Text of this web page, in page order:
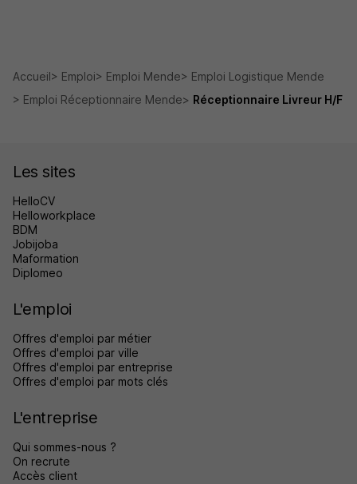
Accueil Emploi Emploi Mende
Emploi Logistique Mende
Emploi Réceptionnaire Mende
Réceptionnaire Livreur H/F
Les sites
HelloCV
Helloworkplace
BDM
Jobijoba
Maformation
Diplomeo
L'emploi
Offres d'emploi par métier
Offres d'emploi par ville
Offres d'emploi par entreprise
Offres d'emploi par mots clés
L'entreprise
Qui sommes-nous ?
On recrute
Accès client